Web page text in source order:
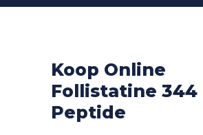
Koop Online
Follistatine 344
Peptide